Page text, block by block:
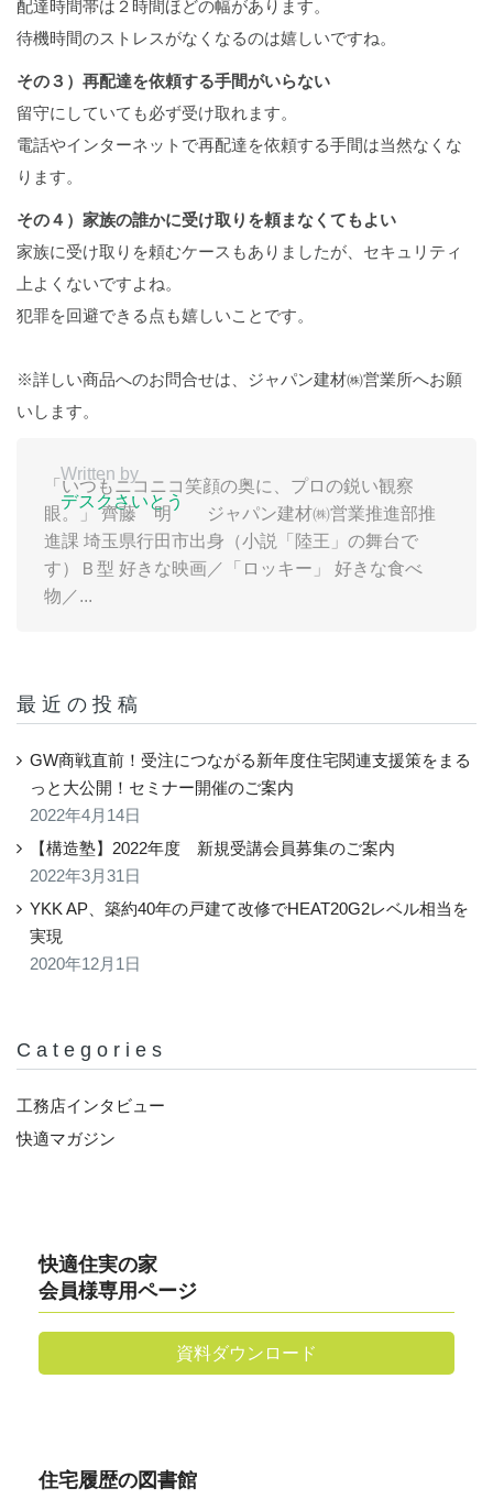
配達時間帯は２時間ほどの幅があります。
待機時間のストレスがなくなるのは嬉しいですね。
その３）再配達を依頼する手間がいらない
留守にしていても必ず受け取れます。
電話やインターネットで再配達を依頼する手間は当然なくな
ります。
その４）家族の誰かに受け取りを頼まなくてもよい
家族に受け取りを頼むケースもありましたが、セキュリティ
上よくないですよね。
犯罪を回避できる点も嬉しいことです。
※詳しい商品へのお問合せは、ジャパン建材㈱営業所へお願
いします。
Written by
デスクさいとう
「いつもニコニコ笑顔の奥に、プロの鋭い観察
眼。」 齊藤 明 ジャパン建材㈱営業推進部推
進課 埼玉県行田市出身（小説「陸王」の舞台で
す）Ｂ型 好きな映画／「ロッキー」 好きな食べ
物／...
最近の投稿
GW商戦直前！受注につながる新年度住宅関連支援策をまる
っと大公開！セミナー開催のご案内
2022年4月14日
【構造塾】2022年度 新規受講会員募集のご案内
2022年3月31日
YKK AP、築約40年の戸建て改修でHEAT20G2レベル相当を
実現
2020年12月1日
Categories
工務店インタビュー
快適マガジン
快適住実の家
会員様専用ページ
資料ダウンロード
住宅履歴の図書館